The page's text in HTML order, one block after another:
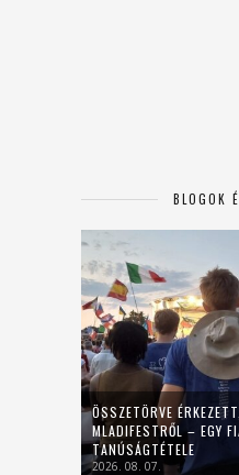
BLOGOK
ÖSSZETÖRVE
MLADIFESTRŐL – EGY
TANÚSÁGTÉTELE
2026. 08. 07.